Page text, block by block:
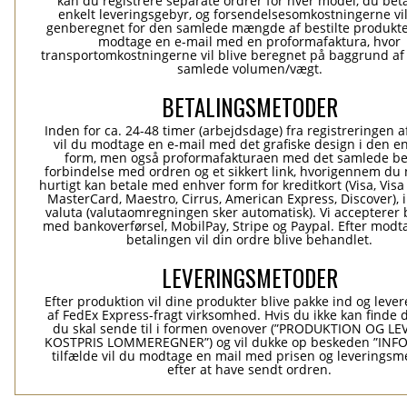
enkelt leveringsgebyr, og forsendelsesomkostningerne
genberegnet for den samlede mængde af bestilte
modtage en e-mail med en proformafaktura, hvor
transportomkostningerne vil blive beregnet på baggrund af
samlede volumen/vægt.
BETALINGSMETODER
Inden for ca. 24-48 timer (arbejdsdage) fra registreringen
vil du modtage en e-mail med det grafiske design i den
form, men også proformafakturaen med det samlede
forbindelse med ordren og et sikkert link, hvorigennem du
hurtigt kan betale med enhver form for kreditkort (Visa, Visa
MasterCard, Maestro, Cirrus, American Express, Discover),
valuta (valutaomregningen sker automatisk). Vi accepterer
med bankoverførsel, MobilPay, Stripe og Paypal. Efter
betalingen vil din ordre blive behandlet.
LEVERINGSMETODER
Efter produktion vil dine produkter blive pakke ind og
af FedEx Express-fragt virksomhed. Hvis du ikke kan finde
du skal sende til i formen ovenover (”PRODUKTION OG
KOSTPRIS LOMMEREGNER”) og vil dukke op beskeden
tilfælde vil du modtage en mail med prisen og
efter at have sendt ordren.